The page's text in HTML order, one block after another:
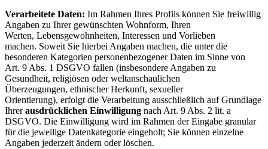
Verarbeitete Daten: Im Rahmen Ihres Profils können Sie freiwillig
Angaben zu Ihrer gewünschten Wohnform, Ihren
Werten, Lebensgewohnheiten, Interessen und Vorlieben
machen. Soweit Sie hierbei Angaben machen, die unter die
besonderen Kategorien personenbezogener Daten im Sinne von
Art. 9 Abs. 1 DSGVO fallen (insbesondere Angaben zu
Gesundheit, religiösen oder weltanschaulichen
Überzeugungen, ethnischer Herkunft, sexueller
Orientierung), erfolgt die Verarbeitung ausschließlich auf Grundlage
Ihrerausdrücklichen Einwilligung nach Art. 9 Abs. 2 lit. a
DSGVO. Die Einwilligung wird im Rahmen der Eingabe granular
für die jeweilige Datenkategorie eingeholt; Sie können einzelne
Angaben jederzeit ändern oder löschen.